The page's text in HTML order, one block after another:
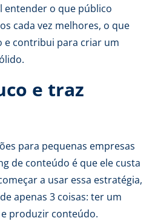
entender o que público
cada vez melhores, o que
e contribui para criar um
e traz
para pequenas empresas
de conteúdo é que ele custa
a usar essa estratégia,
apenas 3 coisas: ter um
produzir conteúdo.